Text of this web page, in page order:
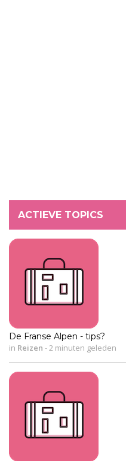
ACTIEVE TOPICS
De Franse Alpen - tips?
in Reizen -2 minuten geleden